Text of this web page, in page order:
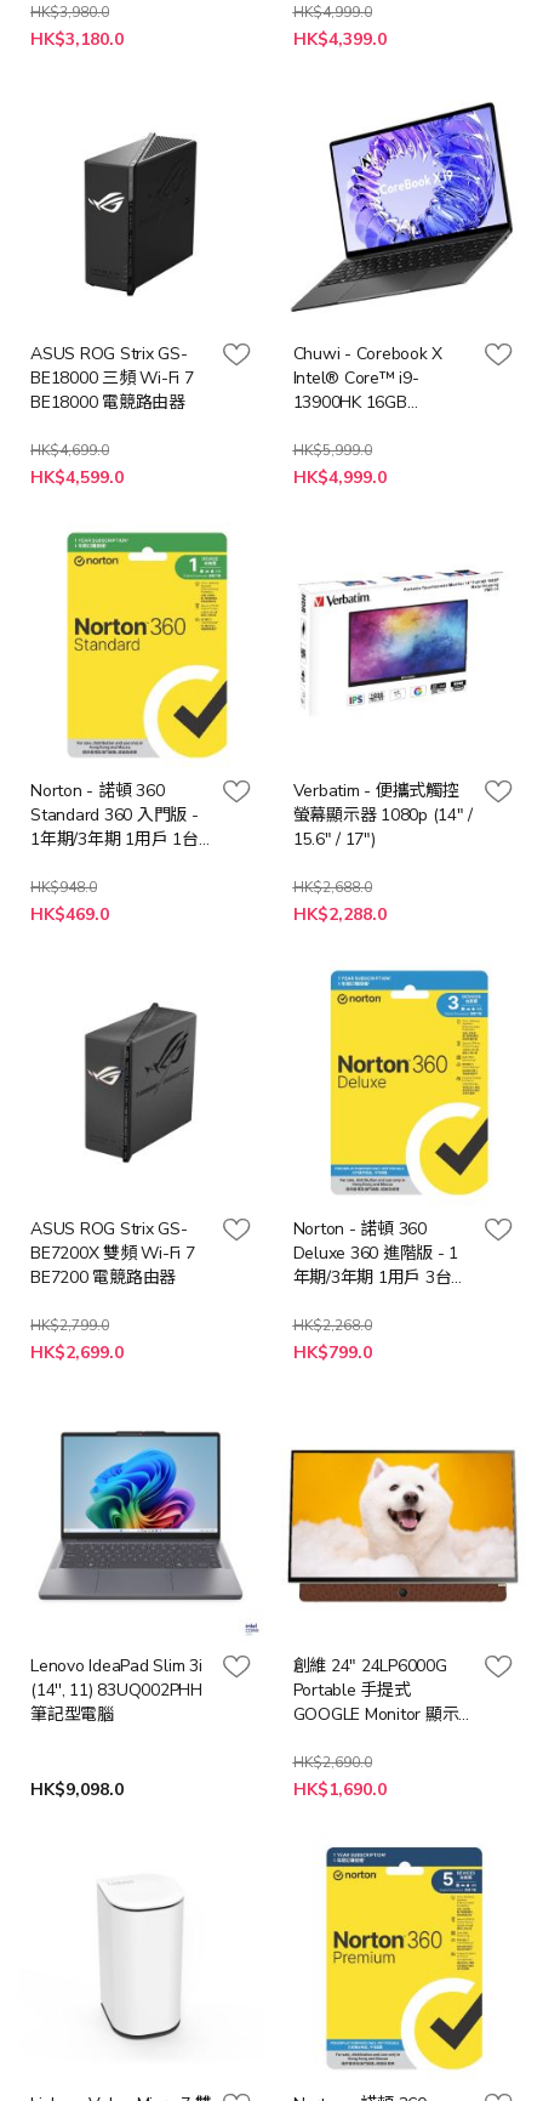
HK$3,980.0
HK$3,180.0
MON)
HK$4,999.0
特
殊
HK$4,399.0
ASUS ROG Strix GS-
BE18000 三頻 Wi-Fi 7
BE18000 電競路由器
HK$4,699.0
特
殊
HK$4,599.0
Chuwi - Corebook X
Intel® Core™ i9-
13900HK 16GB
Window 11 Home 筆記
型電腦 (NB-
HK$5,999.0
特
殊
HK$4,999.0
Norton - 諾頓 360
Standard 360 入門版 -
1年期/3年期 1用戶 1台
HK$948.0
HK$469.0
Verbatim - 便攜式觸控
螢幕顯示器 1080p (14" /
15.6" / 17")
HK$2,688.0
HK$2,288.0
ASUS ROG Strix GS-
BE7200X 雙頻 Wi-Fi 7
BE7200 電競路由器
HK$2,799.0
特
殊
HK$2,699.0
Norton - 諾頓 360
Deluxe 360 進階版 - 1
年期/3年期 1用戶 3台裝
HK$2,268.0
HK$799.0
Lenovo IdeaPad Slim 3i
(14'', 11) 83UQ002PHH
筆記型電腦
HK$9,098.0
創維 24" 24LP6000G
Portable 手提式
GOOGLE Monitor 顯示
HK$2,690.0
特
殊
HK$1,690.0